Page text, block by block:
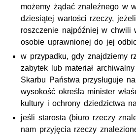
możemy żądać znaleźnego w
dziesiątej wartości rzeczy,
roszczenie najpóźniej w chwili
osobie uprawnionej do jej
w przypadku, gdy znajdziemy
zabytek lub materiał
Skarbu Państwa przysługuje
wysokość określa minister
kultury i ochrony dziedzictwa
jeśli starosta (biuro rzeczy
nam przyjęcia rzeczy